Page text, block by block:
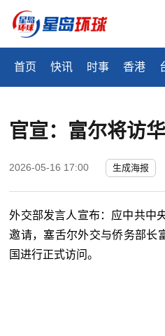
首页 快讯 时事 香港
官宣：富尔将访华
2026-05-16 17:00 生成海报
外交部发言人宣布： 应中共中
邀请，塞舌尔外交与侨务部长
国进行正式访问。